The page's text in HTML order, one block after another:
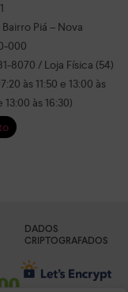
Piá – Nova
000
8070 / Loja Física (54)
às 11:50 e 13:00 às
às 16:30)
DADOS
CRIPTOGRAFADOS